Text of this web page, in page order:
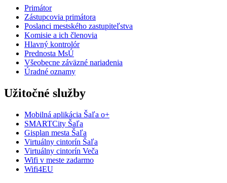
Primátor
Zástupcovia primátora
Poslanci mestského zastupiteľstva
Komisie a ich členovia
Hlavný kontrolór
Prednosta MsÚ
Všeobecne záväzné nariadenia
Úradné oznamy
Užitočné služby
Mobilná aplikácia Šaľa o+
SMARTCity Šaľa
Gisplan mesta Šaľa
Virtuálny cintorín Šaľa
Virtuálny cintorín Veča
Wifi v meste zadarmo
Wifi4EU